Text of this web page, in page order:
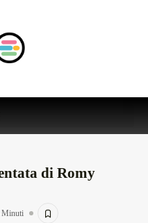
di Romy
Minuti